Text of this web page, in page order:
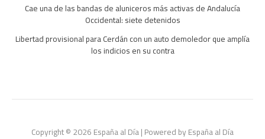
Cae una de las bandas de aluniceros más activas de Andalucía
Occidental: siete detenidos
Libertad provisional para Cerdán con un auto demoledor que amplía
los indicios en su contra
Copyright © 2026 España al Día | Powered by España al Día